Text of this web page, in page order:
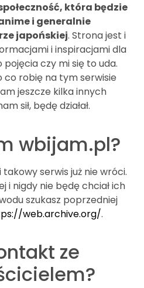
która będzie
i generalnie
japońskiej. Strona jest i
i inspiracjami dla
pojęcia czy mi się to uda.
co robię na tym serwisie
jeszcze kilka innych
sił, będę działał.
wbijam.pl?
serwis już nie wróci.
i nigdy nie będę chciał ich
szukasz poprzedniej
web.archive.org/.
ze